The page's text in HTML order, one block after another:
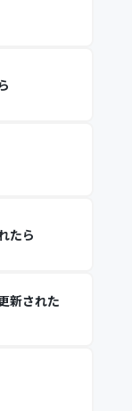
たら
新された